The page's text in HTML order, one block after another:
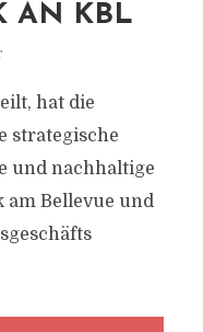
AN KBL
hat die
strategische
und nachhaltige
Bellevue und